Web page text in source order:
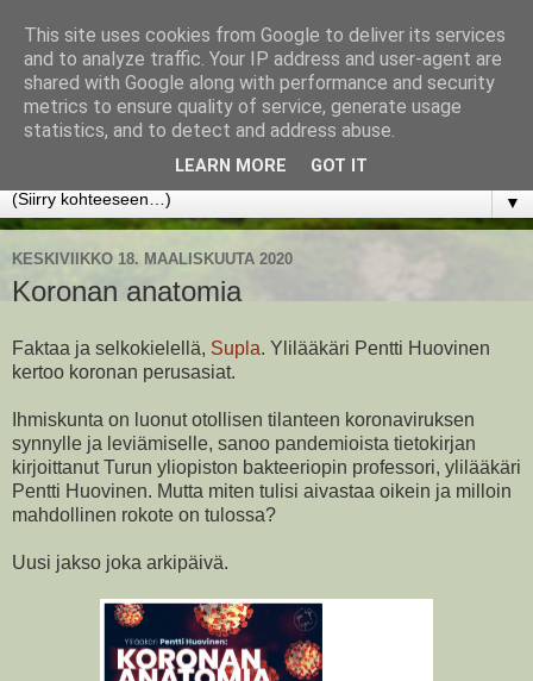
www.jyrkikokko.fi
Uusi Suunta - Jokainen hetki tarjoaa tilaisuuden muuttaa
▼
KESKIVIIKKO 18. MAALISKUUTA 2020
Koronan anatomia
Faktaa ja selkokielellä, Supla. Ylilääkäri Pentti Huovinen
kertoo koronan perusasiat.
Ihmiskunta on luonut otollisen tilanteen koronaviruksen
synnylle ja leviämiselle, sanoo pandemioista tietokirjan
kirjoittanut Turun yliopiston bakteeriopin professori, ylilääkäri
Pentti Huovinen. Mutta miten tulisi aivastaa oikein ja milloin
mahdollinen rokote on tulossa?
Uusi jakso joka arkipäivä.
This site uses cookies from Google to deliver its services
and to analyze traffic. Your IP address and user-agent are
shared with Google along with performance and security
metrics to ensure quality of service, generate usage
statistics, and to detect and address abuse.
LEARN MORE GOT IT